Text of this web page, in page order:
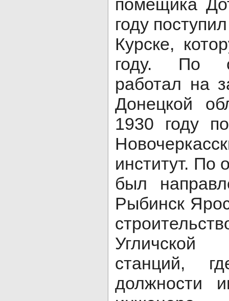
помещика
году
Курске,
году. По
работал на
Донецкой
1930 году
институт. По
был
Рыбинск
Угличской
станций,
должности